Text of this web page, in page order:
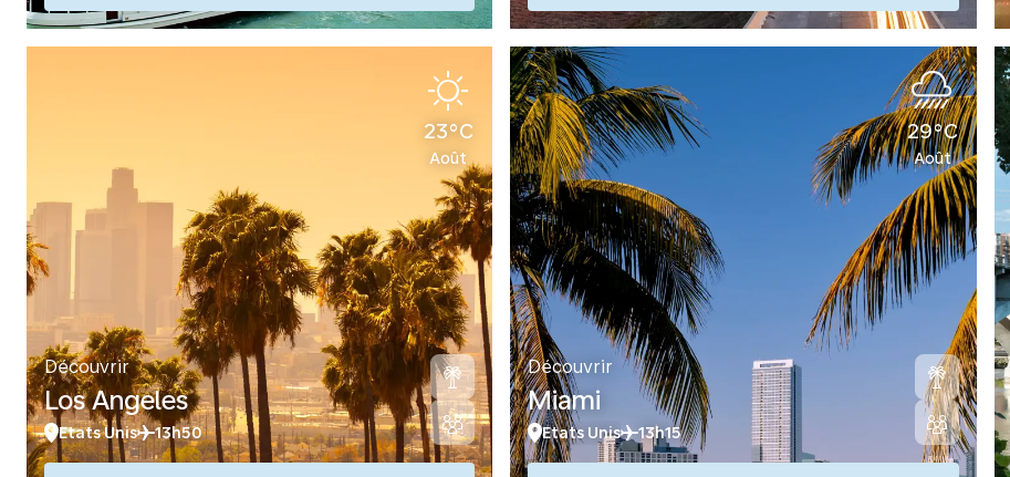
23°C
Août
Découvrir
Los Angeles
Etats Unis 13h50
29°C
Août
Découvrir
Miami
Etats Unis 13h15